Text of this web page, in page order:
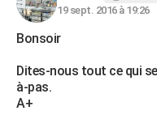
COPAINS D'AVANT
S'inscrire
Se connecter
Lycées
Collèges
Primaires
Universités
Entreprises
Service militaire
Avis de recherche
AVIS DE DÉCÈS
FORUM
Bricolage
Lifestyle
Culture
Sport
Auto
Television
Voyage
Cinema
19 sept. 2016 à 19:26
Bonsoir
Dites-nous tout ce qui
à-pas.
A+